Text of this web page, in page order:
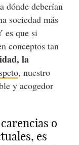
dónde deberían
sociedad más
es que si
conceptos tan
la
, nuestro
y acogedor
o
es